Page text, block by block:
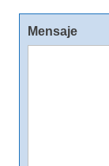
Mensaje